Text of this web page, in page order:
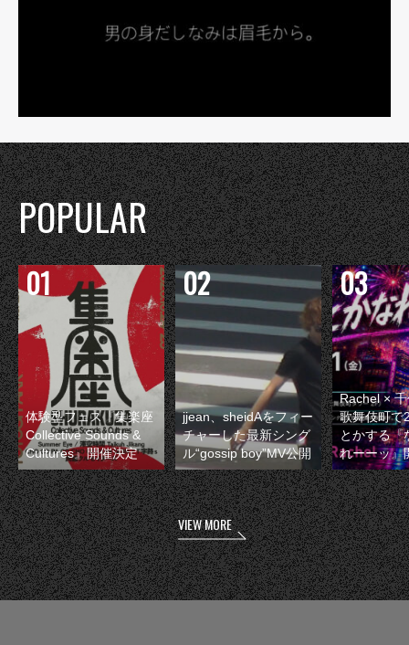
POPULAR
体験型フェス『集楽座
Collective Sounds &
Cultures』開催決定
jjean、sheidAをフィー
チャーした最新シング
ル“gossip boy”MV公開
Rachel ×
歌舞伎町で
とかする『
れーーッ』
VIEW MORE